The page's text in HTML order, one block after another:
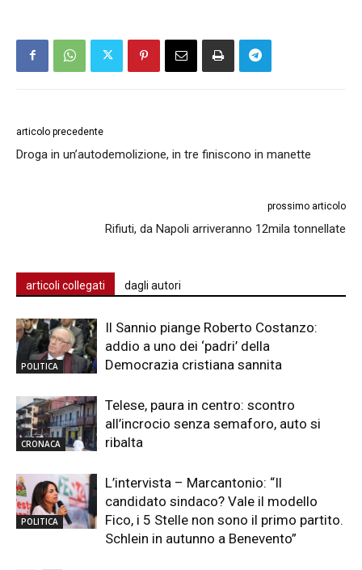
articolo precedente
Droga in un’autodemolizione, in tre finiscono in manette
prossimo articolo
Rifiuti, da Napoli arriveranno 12mila tonnellate
articoli collegati dagli autori
POLITICA
Il Sannio piange Roberto Costanzo:
addio a uno dei ‘padri’ della
Democrazia cristiana sannita
CRONACA
Telese, paura in centro: scontro
all’incrocio senza semaforo, auto si
ribalta
POLITICA
L’intervista – Marcantonio: “Il
candidato sindaco? Vale il modello
Fico, i 5 Stelle non sono il primo partito.
Schlein in autunno a Benevento”